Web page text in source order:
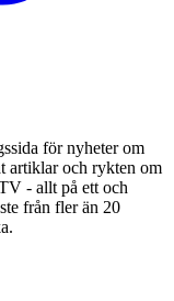
för nyheter om
artiklar och rykten om
- allt på ett och
från fler än 20